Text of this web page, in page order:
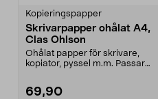
Kopieringspapper
Skrivarpapper ohålat A4,
Clas Ohlson
Ohålat papper för skrivare,
kopiator, pyssel m.m. Passar
69,90